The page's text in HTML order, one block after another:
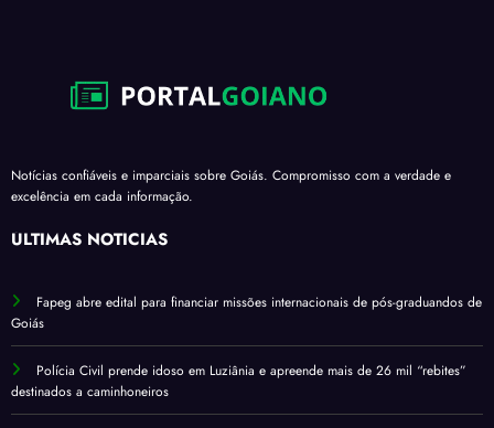
Notícias confiáveis e imparciais sobre Goiás. Compromisso com a verdade e
excelência em cada informação.
ÚLTIMAS NOTÍCIAS
Fapeg abre edital para financiar missões internacionais de pós-graduandos de
Goiás
Polícia Civil prende idoso em Luziânia e apreende mais de 26 mil “rebites”
destinados a caminhoneiros